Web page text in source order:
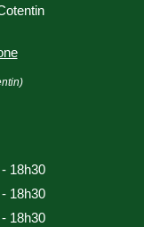
18h30
18h30
18h30